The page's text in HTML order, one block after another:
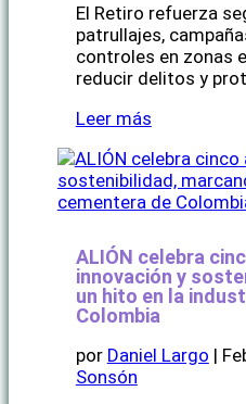
El Retiro refuerza
patrullajes,
controles en zonas
reducir delitos y
Leer más
ALIÓN celebra
innovación y
un hito en la
Colombia
por Daniel Largo |
Sonsón